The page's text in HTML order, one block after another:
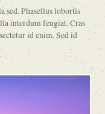
sed. Phasellus lobortis
interdum feugiat. Cras
id enim. Sed id